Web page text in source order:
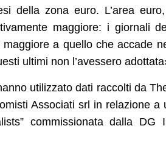
della zona euro. L’area
maggiore: i giornali
maggiore a quello che accade
ultimi non l’avessero
utilizzato dati raccolti da
Associati srl in relazione
commissionata dalla DG